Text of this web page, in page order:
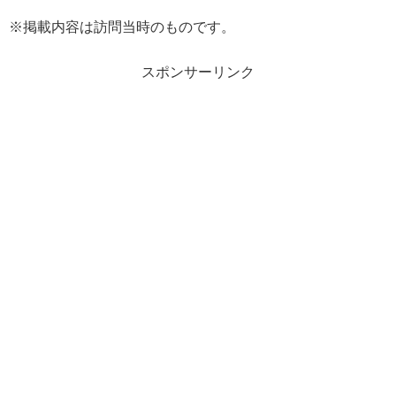
※掲載内容は訪問当時のものです。
スポンサーリンク